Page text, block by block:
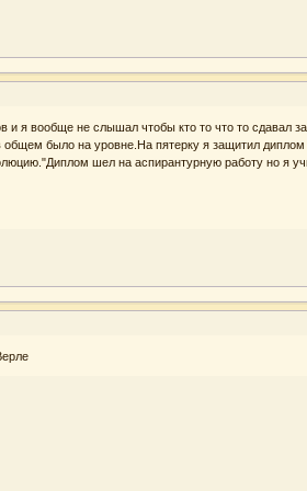
я вообще не слышал чтобы кто то что то сдавал за
общем было на уровне.На пятерку я защитил
шел на аспирантурную работу но я